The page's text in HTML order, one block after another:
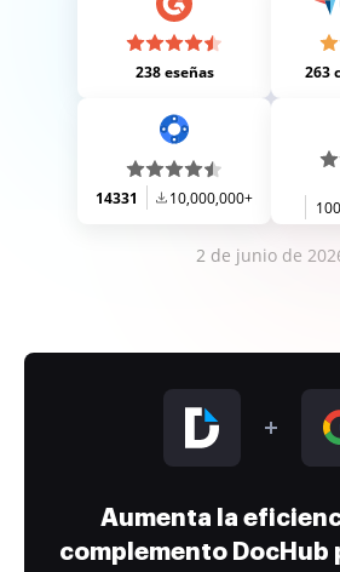
238 eseñas 263
14331 10,000,000+
2 de junio de
Aumenta la
complemento DocHub